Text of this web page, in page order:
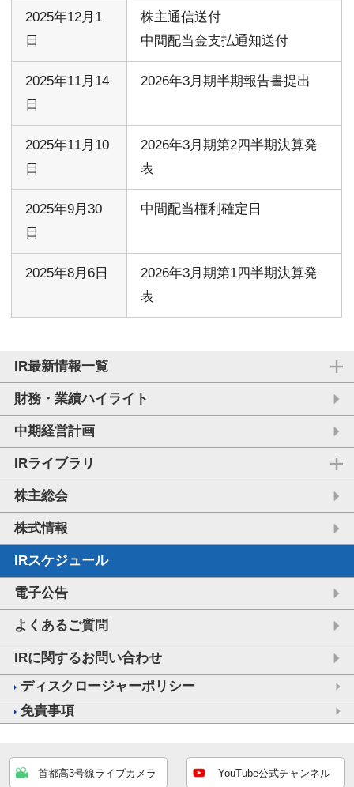
2025年12月1
日
株主通信送付
中間配当金支払通知送付
2025年11月14
日
2026年3月期半期報告書提出
2025年11月10
日
2026年3月期第2四半期決算発
表
2025年9月30
日
中間配当権利確定日
2025年8月6日
2026年3月期第1四半期決算発
表
IR最新情報一覧
財務・業績ハイライト
中期経営計画
IRライブラリ
株主総会
株式情報
IRスケジュール
電子公告
よくあるご質問
IRに関するお問い合わせ
ディスクロージャーポリシー
免責事項
首都高3号線ライブカメラ YouTube公式チャンネル